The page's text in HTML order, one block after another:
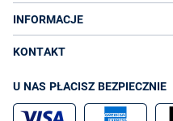
INFORMACJE
KONTAKT
U NAS PŁACISZ BEZPIECZNIE